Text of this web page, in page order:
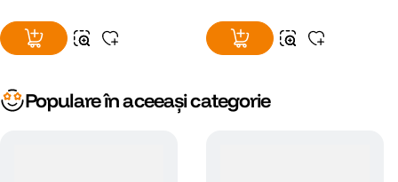
Populare în aceeași categorie